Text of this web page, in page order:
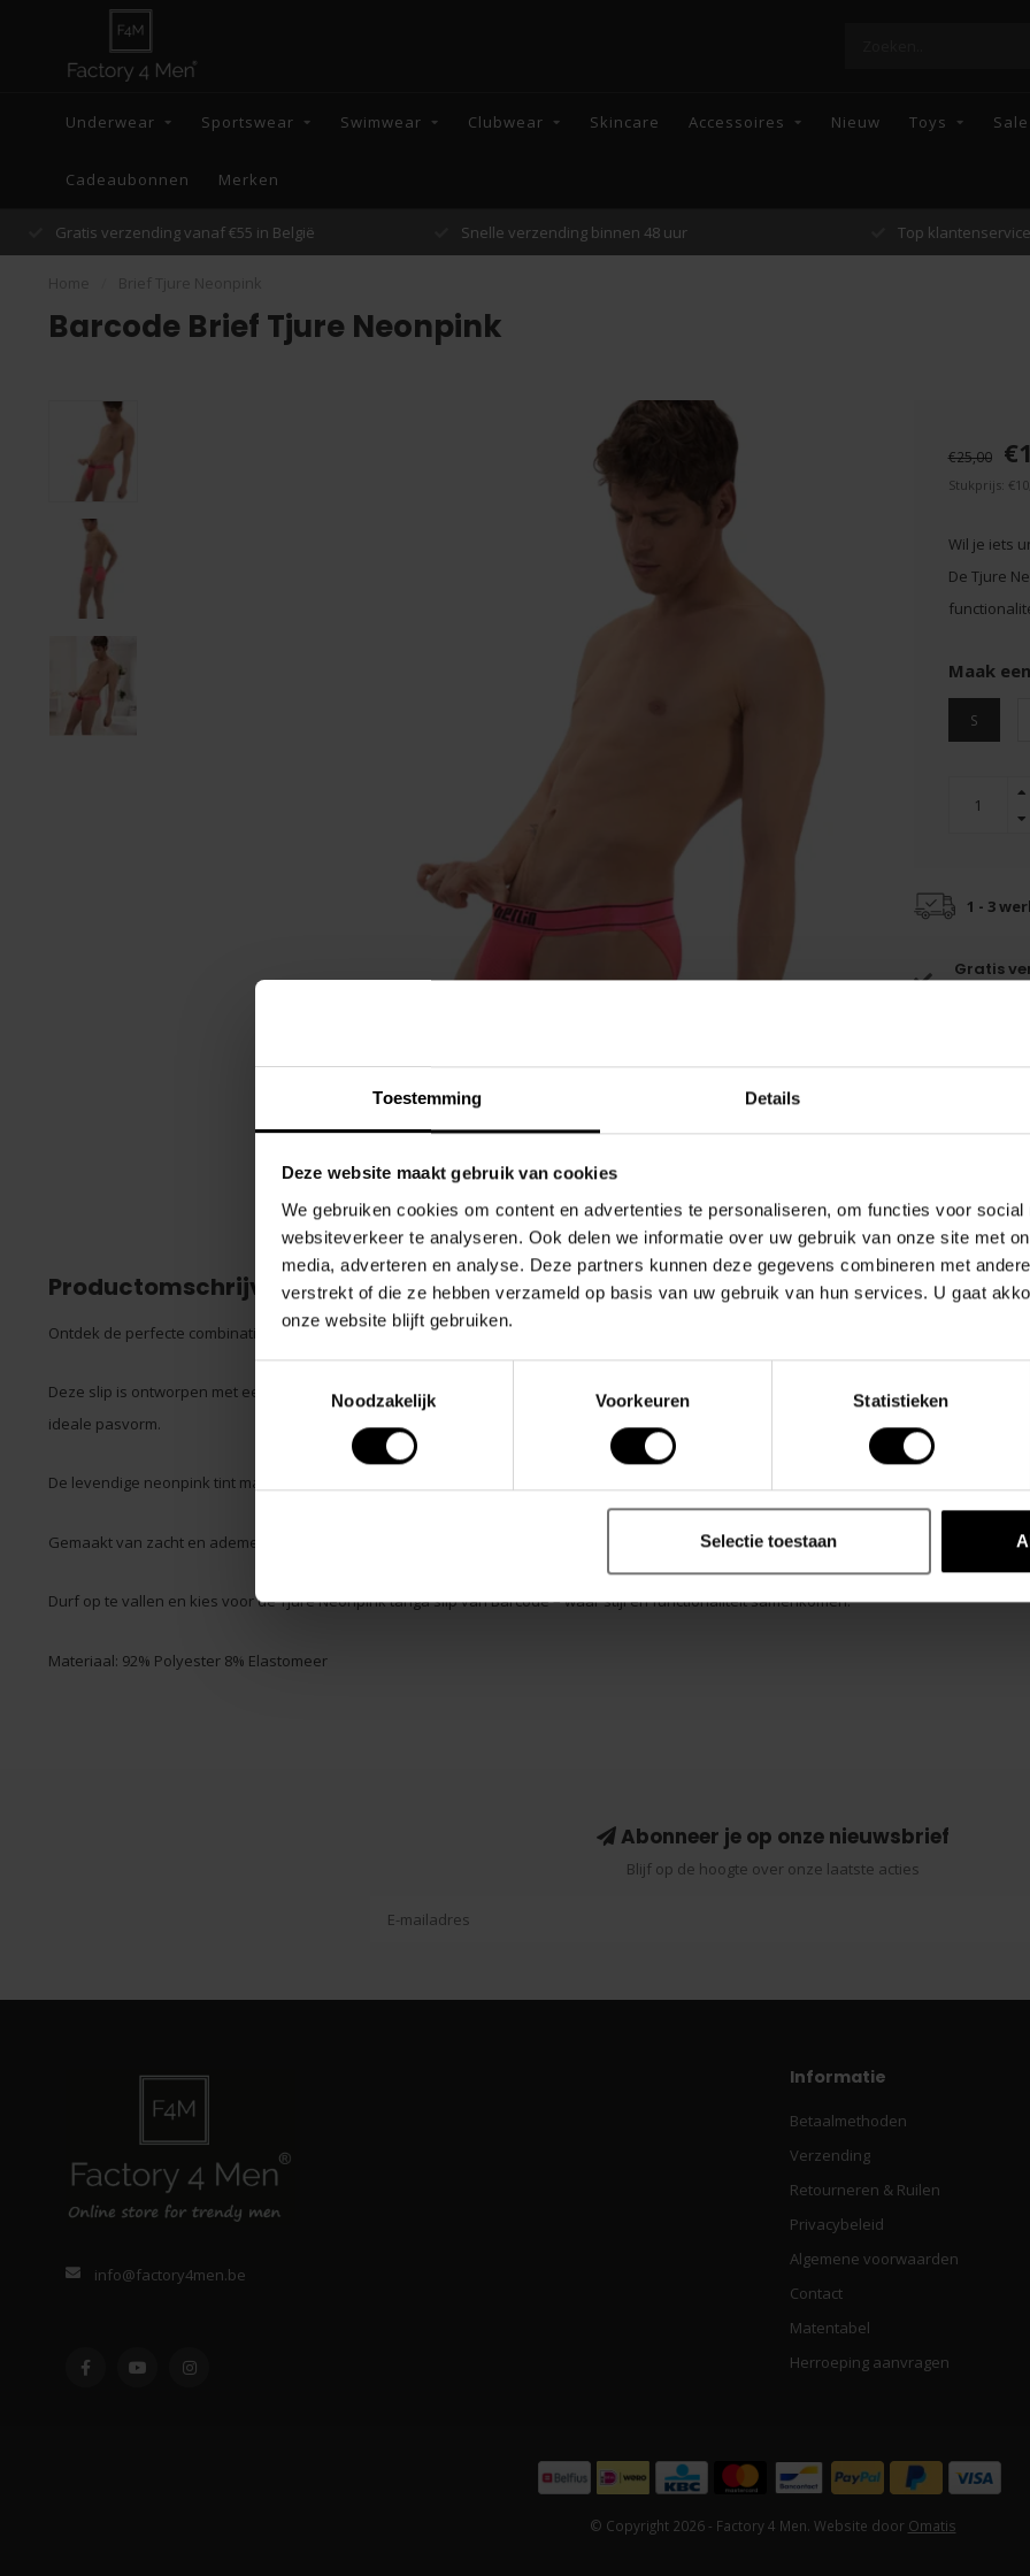
Toestemming Details
Deze website maakt gebruik van cookies
We gebruiken cookies om content en advertenties te personaliseren, om functies voor social
websiteverkeer te analyseren. Ook delen we informatie over uw gebruik van onze site met
media, adverteren en analyse. Deze partners kunnen deze gegevens combineren met
verstrekt of die ze hebben verzameld op basis van uw gebruik van hun services. U gaat
onze website blijft gebruiken.
Noodzakelijk
Voorkeuren Statistieken
Selectie toestaan
Underwear Sportswear Swimwear Clubwear Skincare Accessoires Nieuw Toys Sale
Cadeaubonnen Merken
Snelle verzending binnen 48 uur Top klantenservice Enkel topmerken
Barcode Brief Tjure Neonpink
€25,00
Stukprijs:
Wil je iets
De Tjure
Maak
S
1 - 3
Gratis
vanaf €55
Productomschrijving
Ontdek de perfecte combinatie van stijl en comfort met de Tjure Neonpink tanga slip van Barcode.
Deze slip is ontworpen met een uniek structuurzakje dat helpt om alles op zijn plaats te houden en zorgt voor een
ideale pasvorm.
De levendige neonpink tint maakt een gedurfde modeverklaring.
Gemaakt van zacht en ademend materiaal voor de hele dag draagcomfort.
Durf op te vallen en kies voor de Tjure Neonpink tanga slip van Barcode – waar stijl en functionaliteit samenkomen.
Materiaal: 92% Polyester 8% Elastomeer
Abonneer je op onze nieuwsbrief
Blijf op de hoogte over onze laatste acties
info@factory4men.be
Informatie
Betaalmethoden
Verzending
Retourneren & Ruilen
Privacybeleid
Algemene voorwaarden
Contact
Matentabel
Herroeping aanvragen
© Copyright 2026 - Factory 4 Men. Website door Omatis